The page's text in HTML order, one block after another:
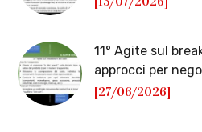
11° Agite sul
approcci per
[27/06/2026]